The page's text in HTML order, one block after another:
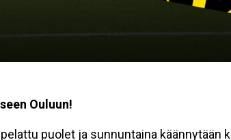
Ouluun!
puolet ja sunnuntaina käännytään